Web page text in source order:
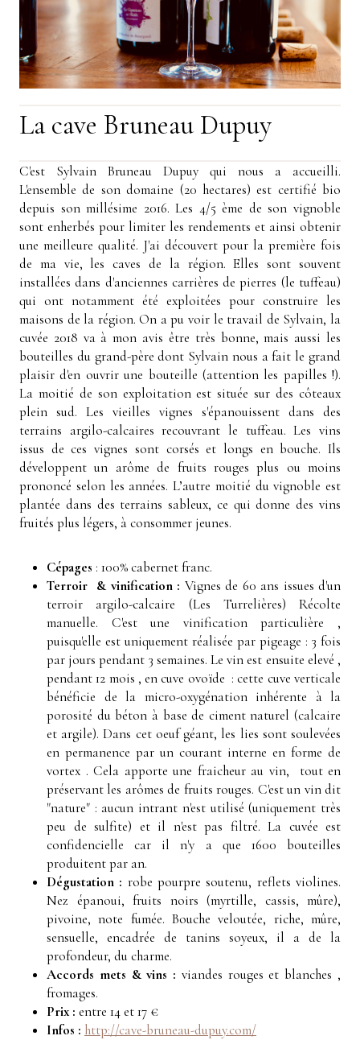
La cave Bruneau Dupuy
C'est Sylvain Bruneau Dupuy qui nous a accueilli.
L'ensemble de son domaine (20 hectares) est certifié bio
depuis son millésime 2016. Les 4/5 ème de son vignoble
sont enherbés pour limiter les rendements et ainsi obtenir
une meilleure qualité. J'ai découvert pour la première fois
de ma vie, les caves de la région. Elles sont souvent
installées dans d'anciennes carrières de pierres (le tuffeau)
qui ont notamment été exploitées pour construire les
maisons de la région. On a pu voir le travail de Sylvain, la
cuvée 2018 va à mon avis être très bonne, mais aussi les
bouteilles du grand-père dont Sylvain nous a fait le grand
plaisir d'en ouvrir une bouteille (attention les papilles !).
La moitié de son exploitation est située sur des côteaux
plein sud. Les vieilles vignes s'épanouissent dans des
terrains argilo-calcaires recouvrant le tuffeau. Les vins
issus de ces vignes sont corsés et longs en bouche. Ils
développent un arôme de fruits rouges plus ou moins
prononcé selon les années. L’autre moitié du vignoble est
plantée dans des terrains sableux, ce qui donne des vins
fruités plus légers, à consommer jeunes.
Cépages : 100% cabernet franc.
Terroir & vinification : Vignes de 60 ans issues d'un
terroir argilo-calcaire (Les Turrelières) Récolte
manuelle.
C'est une vinification particulière ,
puisqu'elle est uniquement réalisée par pigeage : 3 fois
par jours pendant 3 semaines. Le vin est ensuite elevé ,
pendant 12 mois , en cuve ovoïde : cette cuve verticale
bénéficie de la micro-oxygénation inhérente à la
porosité du béton à base de ciment naturel (calcaire
et argile). Dans cet oeuf géant, les lies sont soulevées
en permanence par un courant interne en forme de
vortex . Cela apporte une fraicheur au vin, tout en
préservant les arômes de fruits rouges. C'est un vin dit
"nature" : aucun intrant n'est utilisé (uniquement très
peu de sulfite) et il n'est pas filtré. La cuvée est
confidencielle car il n'y a que 1600 bouteilles
produitent par an.
Dégustation : robe pourpre soutenu, reflets violines.
Nez épanoui, fruits noirs (myrtille, cassis, mûre),
pivoine, note fumée. Bouche veloutée, riche, mûre,
sensuelle, encadrée de tanins soyeux, il a de la
profondeur, du charme.
Accords mets & vins : viandes rouges et blanches ,
fromages.
Prix : entre 14 et 17 €
Infos : http://cave-bruneau-dupuy.com/